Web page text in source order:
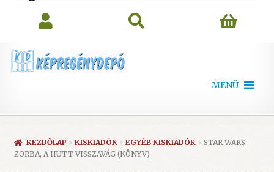
MENÜ
KEZDŐLAP KISKIADÓK EGYÉB KISKIADÓK
STAR WARS:
ZORBA, A HUTT VISSZAVÁG (KÖNYV)